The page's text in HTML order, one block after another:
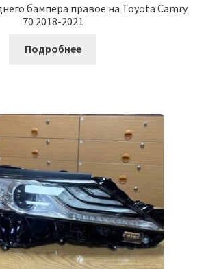
бампера правое на Toyota Camry
70 2018-2021
Подробнее